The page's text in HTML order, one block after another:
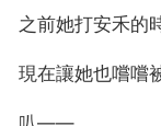
之前她打安禾的
現在讓她也嚐嚐